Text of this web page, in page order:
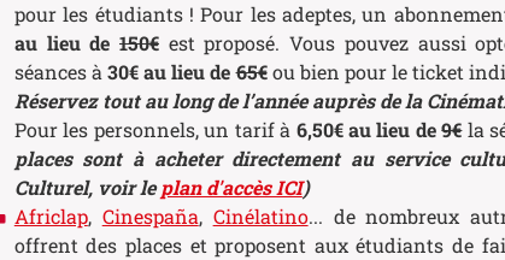
pour les étudiants ! Pour les adeptes, un
au lieu de 150€est proposé. Vous pouvez aussi
séances à30€ au lieu de65€ou bien pour le ticket
Réservez tout au long de l’année auprès de la
Pour les personnels, un tarif à 6,50€ au lieu de9€la
places sont à acheter directement au service
Culturel, voir leplan d'accès ICI)
Africlap, Cinespaña, Cinélatino... de nombreux
offrent des places et proposent aux étudiants de